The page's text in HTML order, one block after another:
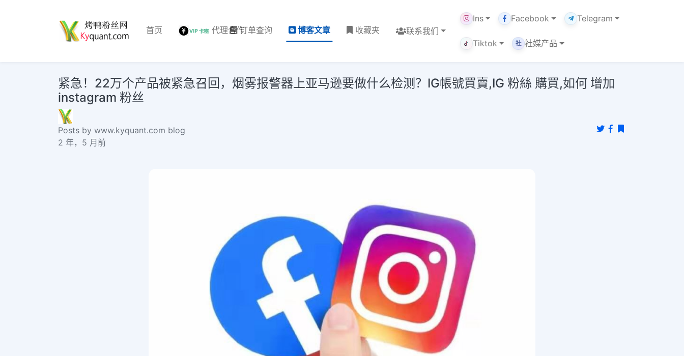
首页 代理合作订单查询 博客文章 收藏夹 联系我们
Ins Facebook Telegram
Tiktok 社 社媒产品
紧急！22万个产品被紧急召回，烟雾报警器上亚马逊要做什么检测？IG帳號買賣,IG 粉絲 購買,如何 增加
instagram 粉丝
Posts by www.kyquant.com blog
2 年，5 月前